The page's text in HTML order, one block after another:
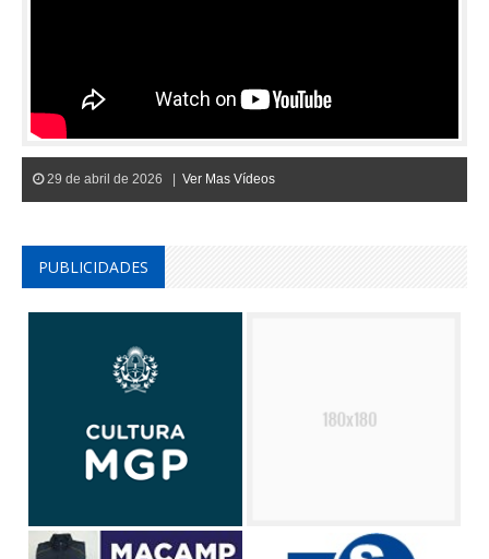
29 de abril de 2026 | Ver Mas Vídeos
PUBLICIDADES